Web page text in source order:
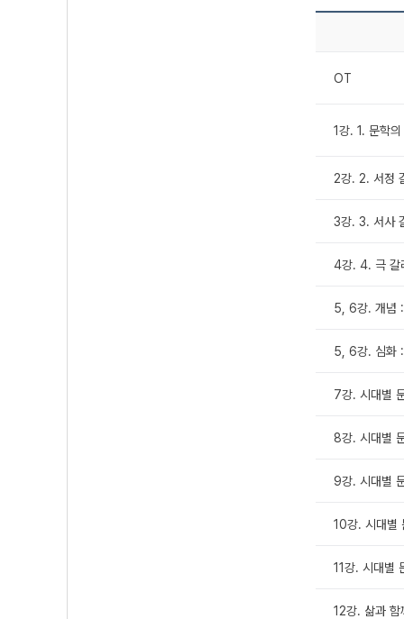
OT
1강. 1. 문학
2강. 2. 서정
3강. 3. 서사
4강. 4. 극 갈
5, 6강. 개념
5, 6강. 심화
7강. 시대별
8강. 시대별
9강. 시대별
10강. 시대별
11강. 시대별
12강. 삶과